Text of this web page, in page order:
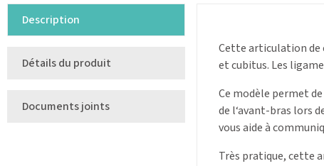
Description
Détails du produit
Documents joints
Cette articulation de
et cubitus. Les
Ce modèle permet
de l‘avant-bras lors
vous aide à
Très pratique, cette